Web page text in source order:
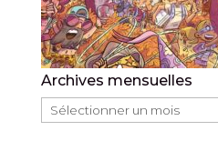
Archives mensuelles
Archives
mensuelles